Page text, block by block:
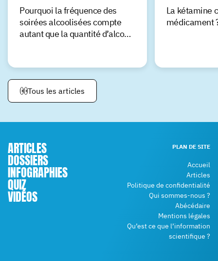
Pourquoi la fréquence des
soirées alcoolisées compte
autant que la quantité d’alcool
La kétamine
médicament
Tous les articles
ARTICLES
DOSSIERS
INFOGRAPHIES
QUIZ
VIDÉOS
PLAN DE SITE
Accueil
Articles
Politique de confidentialité
Qui sommes-nous ?
Abécédaire
Mentions légales
Qu’est ce que l’information
scientifique ?